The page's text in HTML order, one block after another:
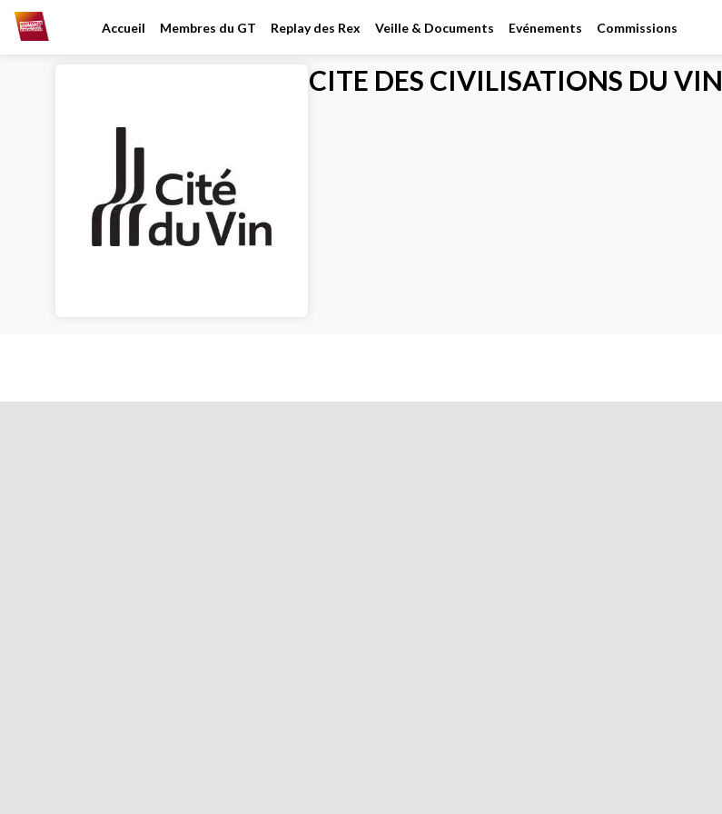
Accueil Membres du GT Replay des Rex Veille & Documents Evénements Commissions
CITE DES CIVILISATIONS DU VIN